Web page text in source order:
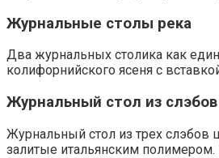
Журнальные столы река
Два журнальных столика как
колифорнийского ясеня с
Журнальный стол из слэбов
Журнальный стол из трех слэбов
залитые итальянским